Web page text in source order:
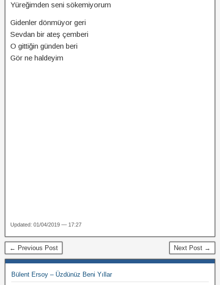
Yüreğimden seni sökemiyorum
Gidenler dönmüyor geri
Sevdan bir ateş çemberi
O gittiğin günden beri
Gör ne haldeyim
Updated: 01/04/2019 — 17:27
← Previous Post Next Post →
Bülent Ersoy – Üzdünüz Beni Yıllar